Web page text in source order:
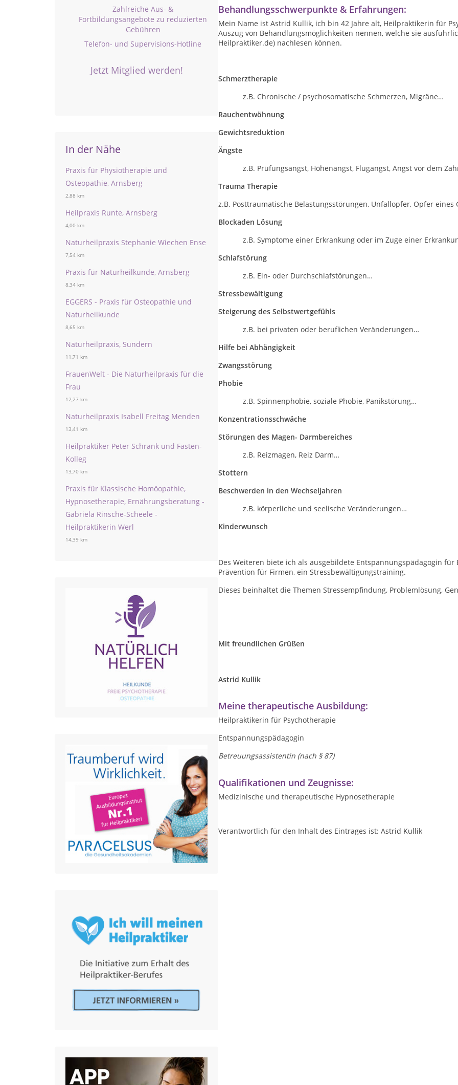
Zahlreiche Aus- &
Fortbildungsangebote zu reduzierten
Gebühren
Telefon- und Supervisions-Hotline
Jetzt Mitglied werden!
In der Nähe
Praxis für Physiotherapie und
Osteopathie, Arnsberg
2,88 km
Heilpraxis Runte, Arnsberg
4,00 km
Naturheilpraxis Stephanie Wiechen Ense
7,54 km
Praxis für Naturheilkunde, Arnsberg
8,34 km
EGGERS - Praxis für Osteopathie und
Naturheilkunde
8,65 km
Naturheilpraxis, Sundern
11,71 km
FrauenWelt - Die Naturheilpraxis für die
Frau
12,27 km
Naturheilpraxis Isabell Freitag Menden
13,41 km
Heilpraktiker Peter Schrank und Fasten-
Kolleg
13,70 km
Praxis für Klassische Homöopathie,
Hypnosetherapie, Ernährungsberatung -
Gabriela Rinsche-Scheele -
Heilpraktikerin Werl
14,39 km
Behandlungsschwerpunkte & Erfahrungen:
Mein Name ist Astrid Kullik, ich bin 42 Jahre alt, Heilpraktikerin für
Auszug von Behandlungsmöglichkeiten nennen, welche sie
Heilpraktiker.de) nachlesen können.
Schmerztherapie
z.B. Chronische / psychosomatische Schmerzen, Migräne…
Rauchentwöhnung
Gewichtsreduktion
Ängste
z.B. Prüfungsangst, Höhenangst, Flugangst, Angst vor dem
Trauma Therapie
z.B. Posttraumatische Belastungsstörungen, Unfallopfer, Opfer eines
Blockaden Lösung
z.B. Symptome einer Erkrankung oder im Zuge einer
Schlafstörung
z.B. Ein- oder Durchschlafstörungen…
Stressbewältigung
Steigerung des Selbstwertgefühls
z.B. bei privaten oder beruflichen Veränderungen…
Hilfe bei Abhängigkeit
Zwangsstörung
Phobie
z.B. Spinnenphobie, soziale Phobie, Panikstörung…
Konzentrationsschwäche
Störungen des Magen- Darmbereiches
z.B. Reizmagen, Reiz Darm…
Stottern
Beschwerden in den Wechseljahren
z.B. körperliche und seelische Veränderungen…
Kinderwunsch
Des Weiteren biete ich als ausgebildete Entspannungspädagogin
Prävention für Firmen, ein Stressbewältigungstraining.
Dieses beinhaltet die Themen Stressempfindung, Problemlösung,
Mit freundlichen Grüßen
Astrid Kullik
Meine therapeutische Ausbildung:
Heilpraktikerin für Psychotherapie
Entspannungspädagogin
Betreuungsassistentin (nach § 87)
Qualifikationen und Zeugnisse:
Medizinische und therapeutische Hypnosetherapie
Verantwortlich für den Inhalt des Eintrages ist: Astrid Kullik